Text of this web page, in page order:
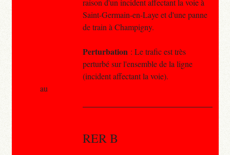
raison d'un incident affectant la voie à
Saint-Germain-en-Laye et d'une panne
de train à Champigny.
Perturbation : Le trafic est très
perturbé sur l'ensemble de la ligne
(incident affectant la voie).
RER B
au